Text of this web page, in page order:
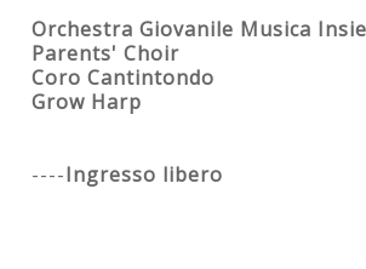
Orchestra Giovanile Musica
Parents' Choir
Coro Cantintondo
Grow Harp
----Ingresso libero